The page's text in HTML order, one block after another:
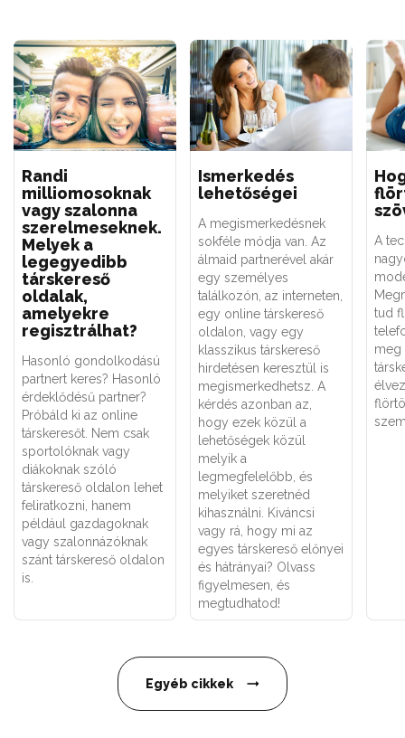
Randi
milliomosoknak
vagy szalonna
szerelmeseknek.
Melyek a
legegyedibb
társkereső
oldalak,
amelyekre
regisztrálhat?
Hasonló gondolkodású
partnert keres? Hasonló
érdeklődésű partner?
Próbáld ki az online
társkeresőt. Nem csak
sportolóknak vagy
diákoknak szóló
társkereső oldalon lehet
feliratkozni, hanem
például gazdagoknak
vagy szalonnázóknak
szánt társkereső oldalon
is.
Ismerkedés
lehetőségei
A megismerkedésnek
sokféle módja van. Az
álmaid partnerével akár
egy személyes
találkozón, az interneten,
egy online társkereső
oldalon, vagy egy
klasszikus társkereső
hirdetésen keresztül is
megismerkedhetsz. A
kérdés azonban az,
hogy ezek közül a
lehetőségek közül
melyik a
legmegfelelőbb, és
melyiket szeretnéd
kihasználni. Kiváncsi
vagy rá, hogy mi az
egyes társkereső előnyei
és hátrányai? Olvass
figyelmesen, és
megtudhatod!
A
tud
meg
Egyéb cikkek